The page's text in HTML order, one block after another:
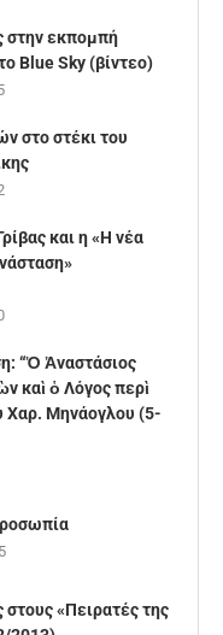
στην εκπομπή
Blue Sky (βίντεο)
στο στέκι του
και η «Η νέα
“Ὁ Ἀναστάσιος
καὶ ὁ Λόγος περὶ
Χαρ. Μηνάογλου (5-
«Πειρατές της